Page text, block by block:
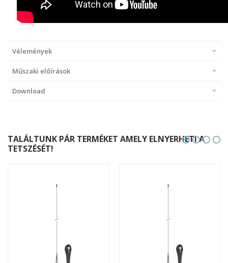
Vélemények
Műszaki előírások
Download
TALÁLTUNK PÁR TERMÉKET AMELY ELNYERHETI A
TETSZÉSÉT!